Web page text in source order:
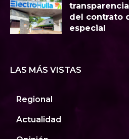
del contrato
especial
LAS MÁS VISTAS
Regional
Actualidad